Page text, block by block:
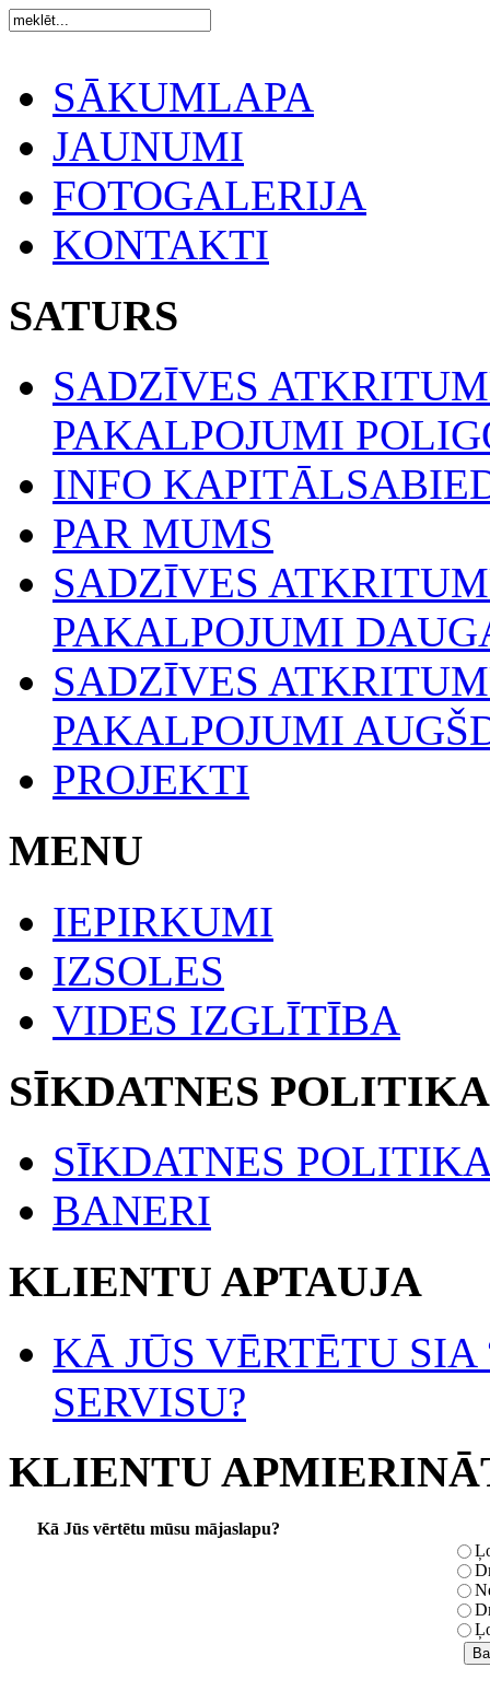
SĀKUMLAPA
JAUNUMI
FOTOGALERIJA
KONTAKTI
SATURS
SADZĪVES
PAKALPOJUMI
INFO
PAR MUMS
SADZĪVES
PAKALPOJUMI
SADZĪVES
PAKALPOJUMI
PROJEKTI
MENU
IEPIRKUMI
IZSOLES
VIDES IZGLĪTĪBA
SĪKDATNES
SĪKDATNES
BANERI
KLIENTU APTAUJA
KĀ JŪS VĒRTĒTU
SERVISU?
KLIENTU
Kā Jūs vērtētu mūsu mājaslapu?